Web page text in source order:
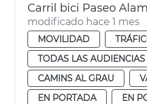
Carril bici Paseo
modificado hace 1 mes
MOVILIDAD
TODAS LAS AUDIENCIAS
CAMINS AL GRAU
EN PORTADA
EN